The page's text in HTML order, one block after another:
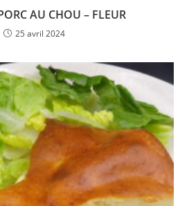
AU CHOU – FLEUR
25 avril 2024